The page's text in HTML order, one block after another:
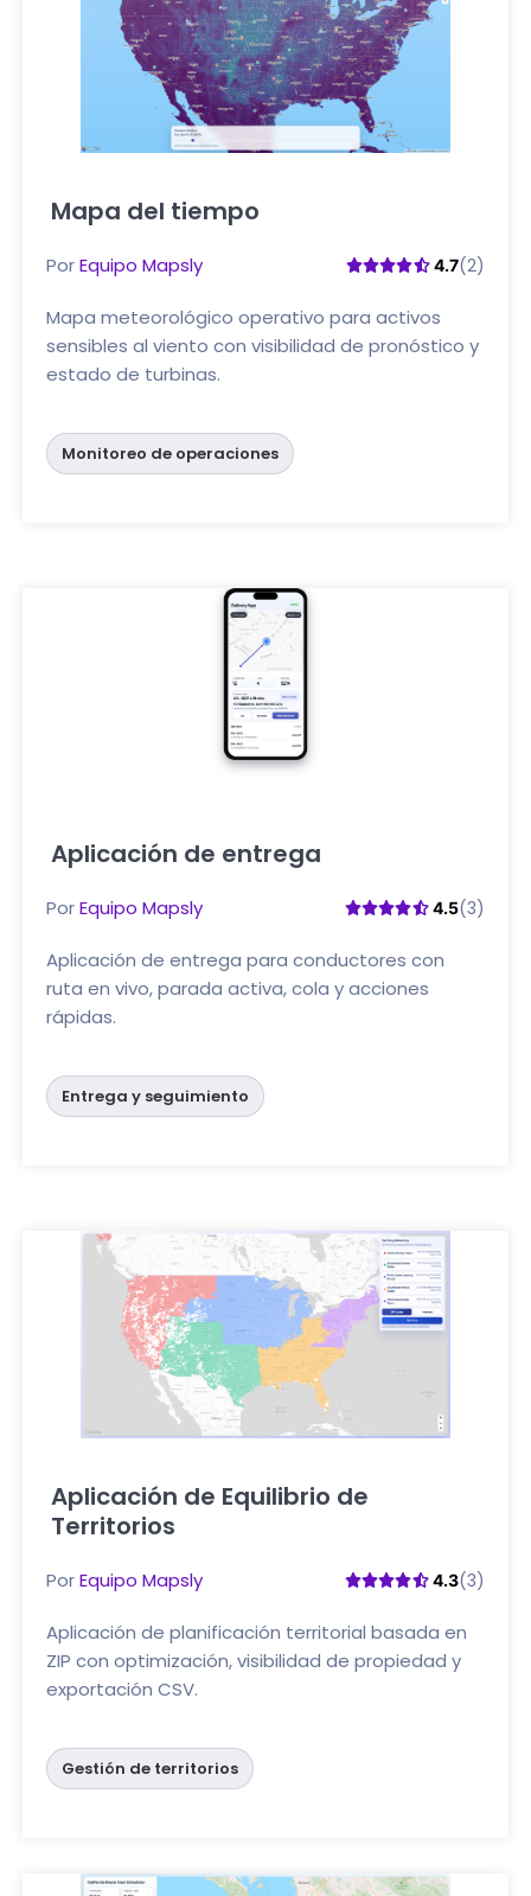
Mapa del tiempo
PorEquipo Mapsly 4.7(2)
Mapa meteorológico operativo para activos
sensibles al viento con visibilidad de pronóstico y
estado de turbinas.
Monitoreo de operaciones
Aplicación de entrega
PorEquipo Mapsly 4.5(3)
Aplicación de entrega para conductores con
ruta en vivo, parada activa, cola y acciones
rápidas.
Entrega y seguimiento
Aplicación de Equilibrio de
Territorios
PorEquipo Mapsly 4.3(3)
Aplicación de planificación territorial basada en
ZIP con optimización, visibilidad de propiedad y
exportación CSV.
Gestión de territorios
Haga clic aquí